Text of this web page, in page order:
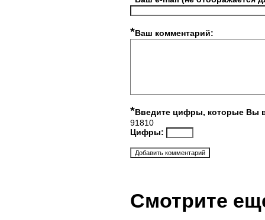
*Ваш комментарий:
*Введите цифры, которые Вы
91810
Цифры:
Смотрите